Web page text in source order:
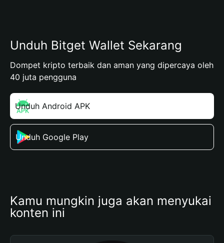
Unduh Bitget Wallet Sekarang
Dompet kripto terbaik dan aman yang dipercaya oleh
40 juta pengguna
Unduh Android APK
Unduh Google Play
Kamu mungkin juga akan menyukai
konten ini